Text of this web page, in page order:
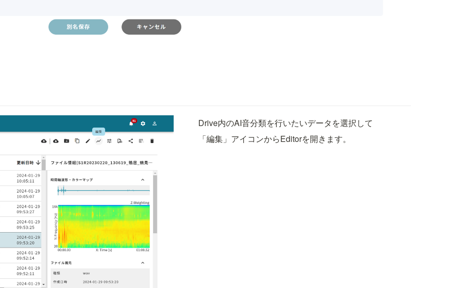
Drive内のAI音分類を行いたいデータを選択して
「編集」アイコンからEditorを開きます。